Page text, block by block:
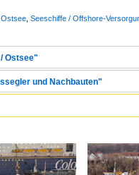
Ostsee Seeschiffe / Offshore-
Ostsee"
und Nachbauten"